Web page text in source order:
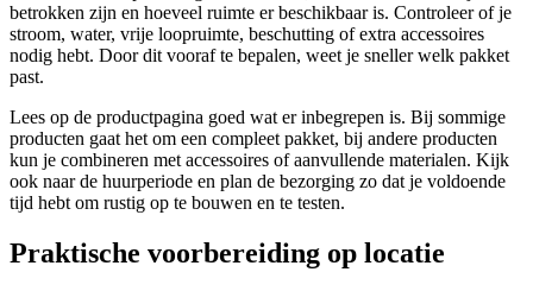
betrokken zijn en hoeveel ruimte er beschikbaar is. Controleer of je
stroom, water, vrije loopruimte, beschutting of extra accessoires
nodig hebt. Door dit vooraf te bepalen, weet je sneller welk pakket
past.
Lees op de productpagina goed wat er inbegrepen is. Bij sommige
producten gaat het om een compleet pakket, bij andere producten
kun je combineren met accessoires of aanvullende materialen. Kijk
ook naar de huurperiode en plan de bezorging zo dat je voldoende
tijd hebt om rustig op te bouwen en te testen.
Praktische voorbereiding op locatie